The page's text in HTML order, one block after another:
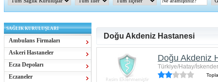
SAĞLIK KURULUŞLARI
Ambulans Firmaları
Askeri Hastaneler
Ecza Depoları
Eczaneler
Doğu Akdeniz Hastanesi
Doğu Akdeniz
Türkiye/Hatay/